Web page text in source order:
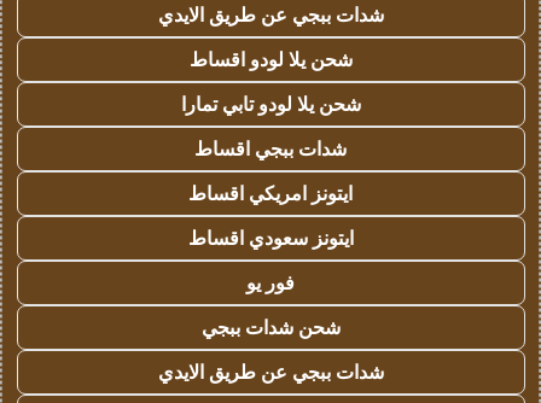
شدات ببجي عن طريق الايدي
شحن يلا لودو اقساط
شحن يلا لودو تابي تمارا
شدات ببجي اقساط
ايتونز امريكي اقساط
ايتونز سعودي اقساط
فور يو
شحن شدات ببجي
شدات ببجي عن طريق الايدي